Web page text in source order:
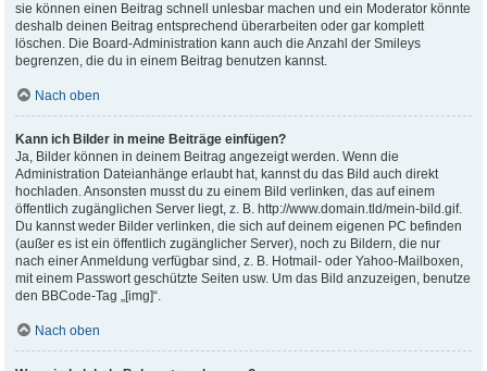
sie können einen Beitrag schnell unlesbar machen und ein Moderator könnte
deshalb deinen Beitrag entsprechend überarbeiten oder gar komplett
löschen. Die Board-Administration kann auch die Anzahl der Smileys
begrenzen, die du in einem Beitrag benutzen kannst.
Nach oben
Kann ich Bilder in meine Beiträge einfügen?
Ja, Bilder können in deinem Beitrag angezeigt werden. Wenn die
Administration Dateianhänge erlaubt hat, kannst du das Bild auch direkt
hochladen. Ansonsten musst du zu einem Bild verlinken, das auf einem
öffentlich zugänglichen Server liegt, z. B. http://www.domain.tld/mein-bild.gif.
Du kannst weder Bilder verlinken, die sich auf deinem eigenen PC befinden
(außer es ist ein öffentlich zugänglicher Server), noch zu Bildern, die nur
nach einer Anmeldung verfügbar sind, z. B. Hotmail- oder Yahoo-Mailboxen,
mit einem Passwort geschützte Seiten usw. Um das Bild anzuzeigen, benutze
den BBCode-Tag „[img]“.
Nach oben